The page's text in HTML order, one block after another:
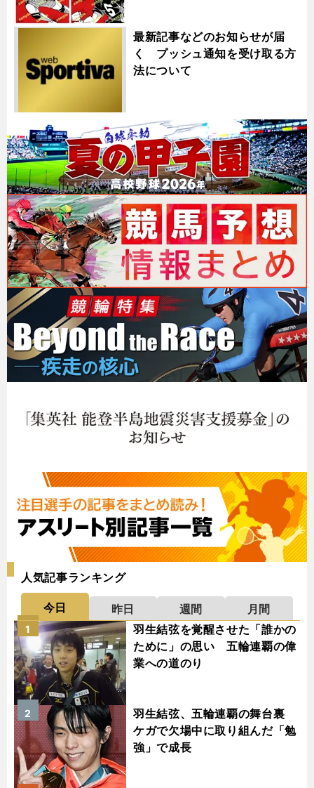
最新記事などのお知らせが届
く プッシュ通知を受け取る方
法について
人気記事ランキング
今日 昨日 週間
月間
羽生結弦を覚醒させた「誰かの
ために」の思い 五輪連覇の偉
業への道のり
1
羽生結弦、五輪連覇の舞台裏
ケガで欠場中に取り組んだ「勉
強」で成長
2